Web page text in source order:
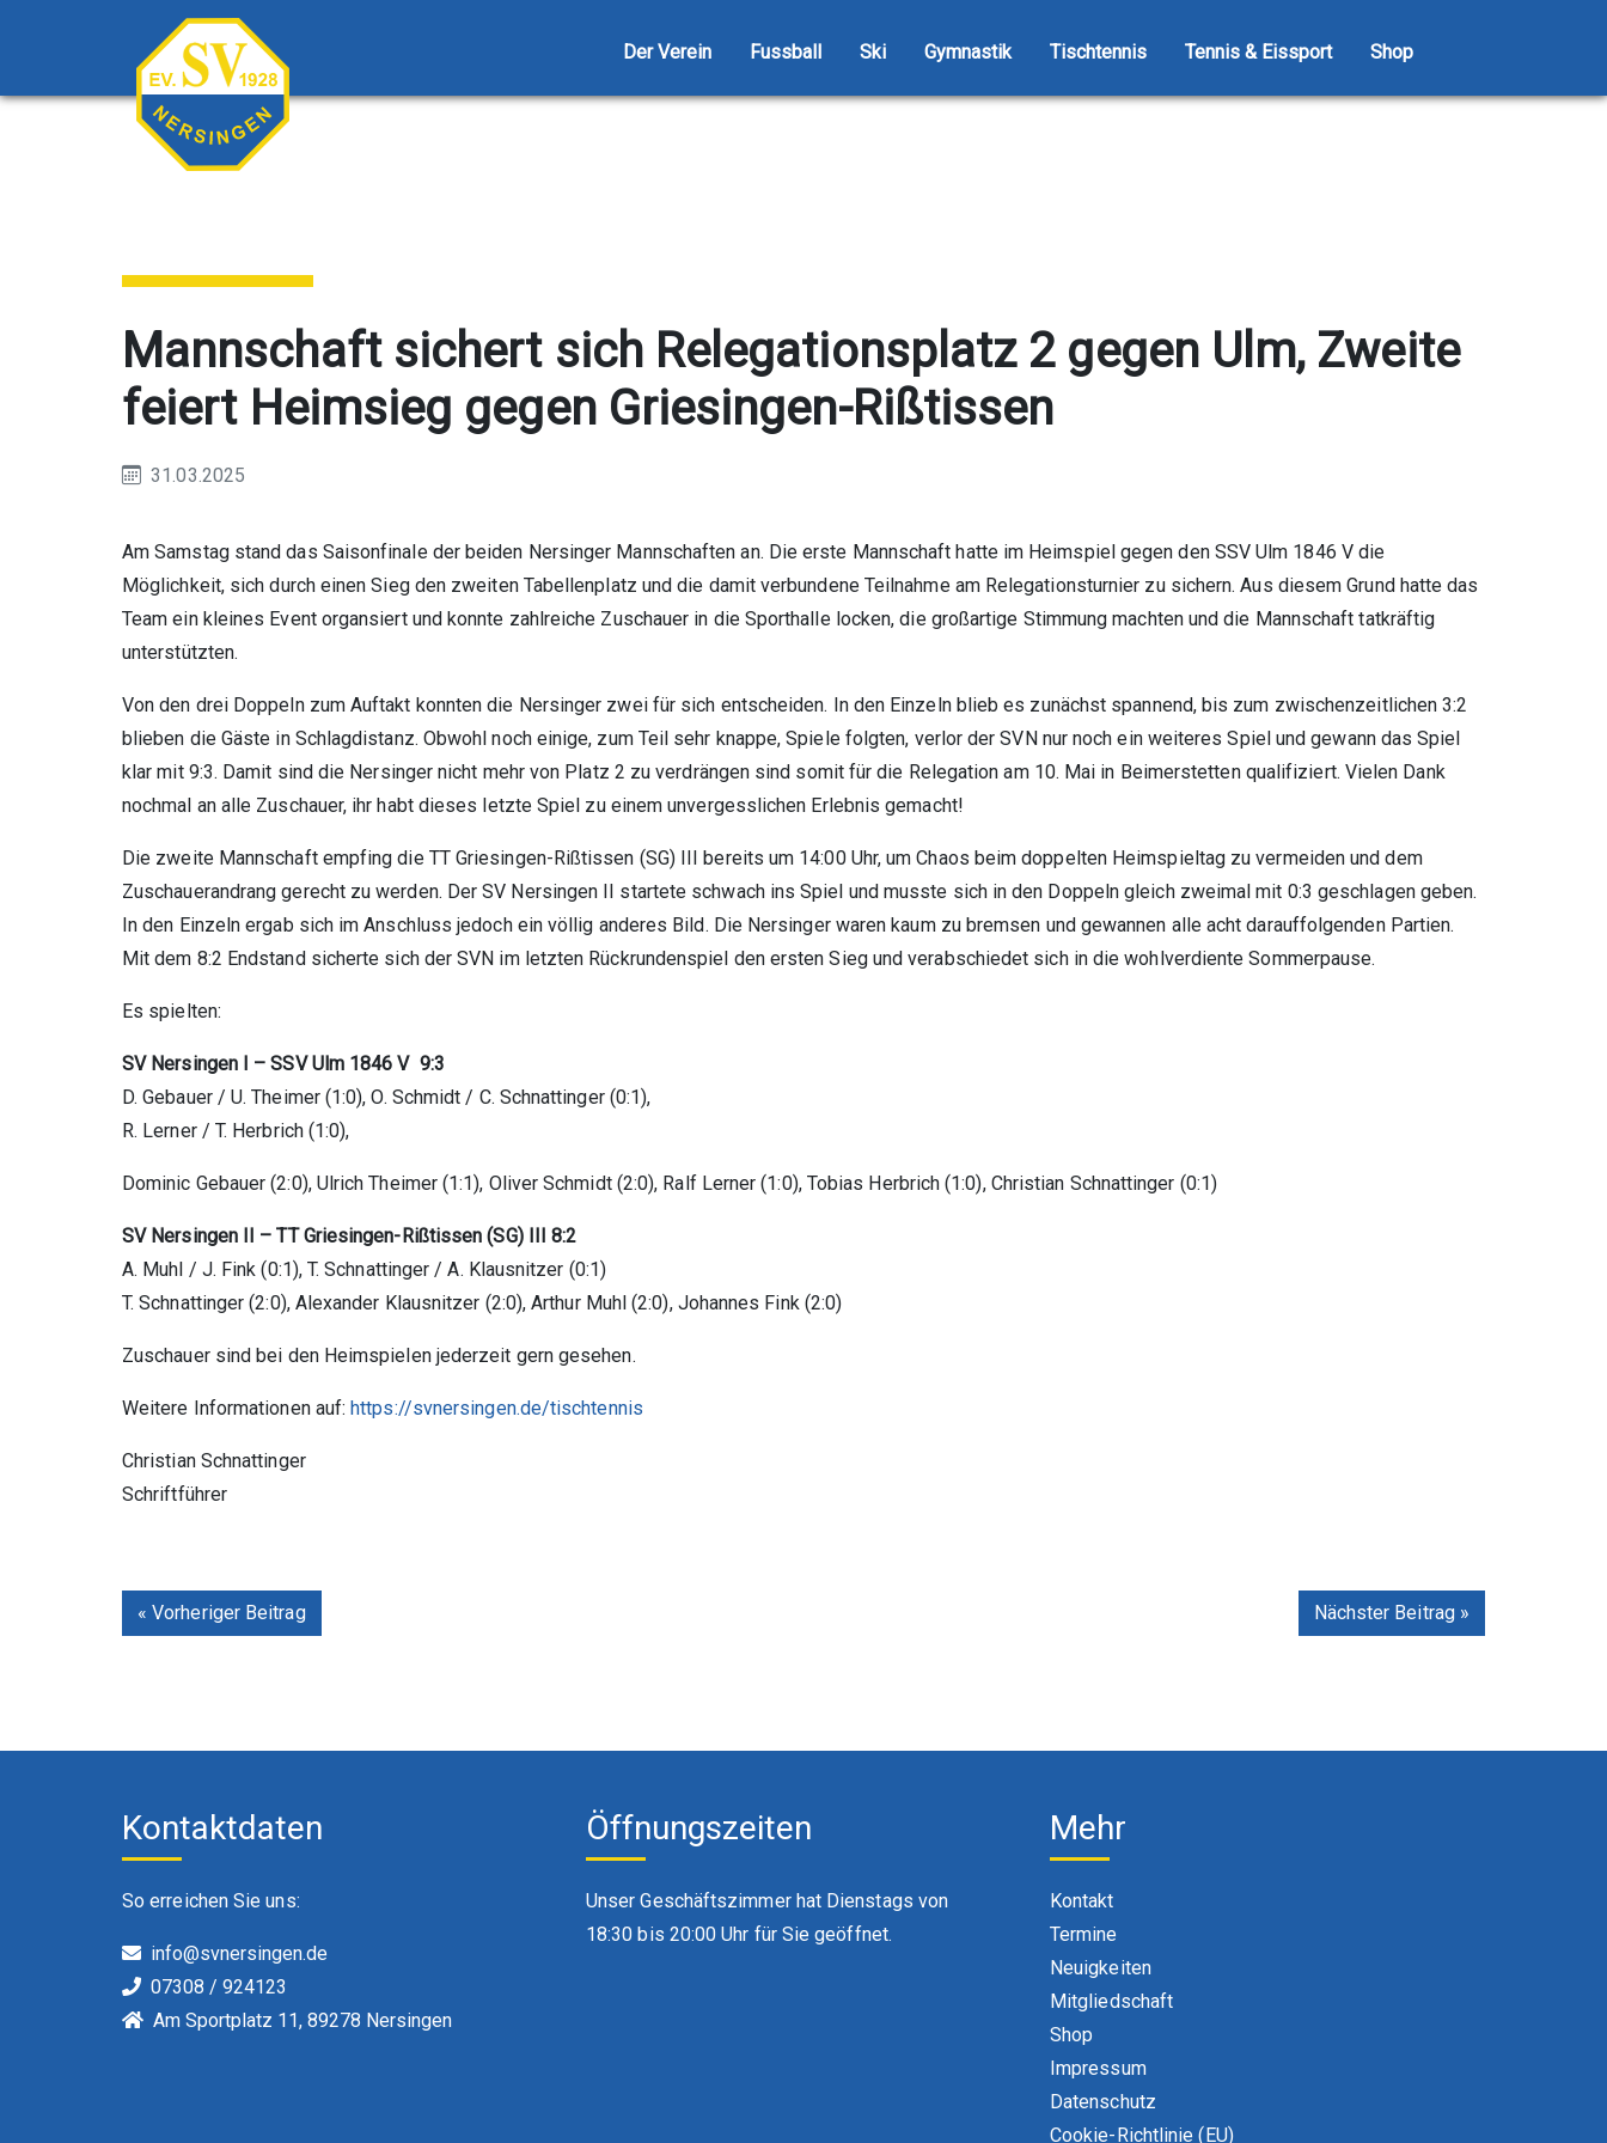
Der Verein Fussball Ski Gymnastik Tischtennis Tennis & Eissport Shop
Mannschaft sichert sich Relegationsplatz 2 gegen Ulm, Zweite
feiert Heimsieg gegen Griesingen-Rißtissen
31.03.2025
Am Samstag stand das Saisonfinale der beiden Nersinger Mannschaften an. Die erste Mannschaft hatte im Heimspiel gegen den SSV Ulm 1846 V die
Möglichkeit, sich durch einen Sieg den zweiten Tabellenplatz und die damit verbundene Teilnahme am Relegationsturnier zu sichern. Aus diesem Grund hatte das
Team ein kleines Event organsiert und konnte zahlreiche Zuschauer in die Sporthalle locken, die großartige Stimmung machten und die Mannschaft tatkräftig
unterstützten.
Von den drei Doppeln zum Auftakt konnten die Nersinger zwei für sich entscheiden. In den Einzeln blieb es zunächst spannend, bis zum zwischenzeitlichen 3:2
blieben die Gäste in Schlagdistanz. Obwohl noch einige, zum Teil sehr knappe, Spiele folgten, verlor der SVN nur noch ein weiteres Spiel und gewann das Spiel
klar mit 9:3. Damit sind die Nersinger nicht mehr von Platz 2 zu verdrängen sind somit für die Relegation am 10. Mai in Beimerstetten qualifiziert. Vielen Dank
nochmal an alle Zuschauer, ihr habt dieses letzte Spiel zu einem unvergesslichen Erlebnis gemacht!
Die zweite Mannschaft empfing die TT Griesingen-Rißtissen (SG) III bereits um 14:00 Uhr, um Chaos beim doppelten Heimspieltag zu vermeiden und dem
Zuschauerandrang gerecht zu werden. Der SV Nersingen II startete schwach ins Spiel und musste sich in den Doppeln gleich zweimal mit 0:3 geschlagen geben.
In den Einzeln ergab sich im Anschluss jedoch ein völlig anderes Bild. Die Nersinger waren kaum zu bremsen und gewannen alle acht darauffolgenden Partien.
Mit dem 8:2 Endstand sicherte sich der SVN im letzten Rückrundenspiel den ersten Sieg und verabschiedet sich in die wohlverdiente Sommerpause.
Es spielten:
SV Nersingen I – SSV Ulm 1846 V 9:3
D. Gebauer / U. Theimer (1:0), O. Schmidt / C. Schnattinger (0:1),
R. Lerner / T. Herbrich (1:0),
Dominic Gebauer (2:0), Ulrich Theimer (1:1), Oliver Schmidt (2:0), Ralf Lerner (1:0), Tobias Herbrich (1:0), Christian Schnattinger (0:1)
SV Nersingen II – TT Griesingen-Rißtissen (SG) III 8:2
A. Muhl / J. Fink (0:1), T. Schnattinger / A. Klausnitzer (0:1)
T. Schnattinger (2:0), Alexander Klausnitzer (2:0), Arthur Muhl (2:0), Johannes Fink (2:0)
Zuschauer sind bei den Heimspielen jederzeit gern gesehen.
Weitere Informationen auf:https://svnersingen.de/tischtennis
Christian Schnattinger
Schriftführer
« Vorheriger Beitrag Nächster Beitrag »
Kontaktdaten
So erreichen Sie uns:
info@svnersingen.de
07308 / 924123
Am Sportplatz 11, 89278 Nersingen
Öffnungszeiten
Unser Geschäftszimmer hat Dienstags von
18:30 bis 20:00 Uhr für Sie geöffnet.
Mehr
Kontakt
Termine
Neuigkeiten
Mitgliedschaft
Shop
Impressum
Datenschutz
Cookie-Richtlinie (EU)